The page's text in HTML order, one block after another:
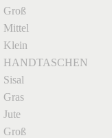
Groß
Mittel
Klein
HANDTASCHEN
Sisal
Gras
Jute
Groß